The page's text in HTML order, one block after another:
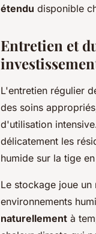
étendu disponible
Entretien et
L'entretien régulier
des soins
d'utilisation
délicatement les
humide sur la tige
Le stockage joue
environnements
naturellement à